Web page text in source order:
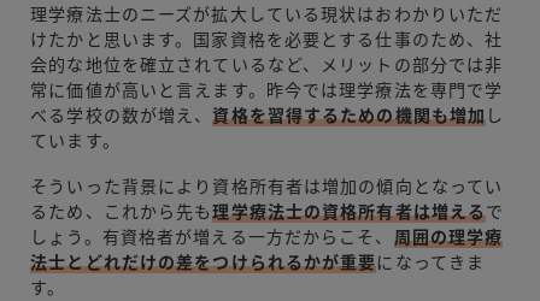
理学療法士のニーズが拡大している現状はおわかりいただ
けたかと思います。国家資格を必要とする仕事のため、社
会的な地位を確立されているなど、メリットの部分では非
常に価値が高いと言えます。昨今では理学療法を専門で学
べる学校の数が増え、資格を習得するための機関も増加し
ています。
そういった背景により資格所有者は増加の傾向となってい
るため、これから先も理学療法士の資格所有者は増えるで
しょう。有資格者が増える一方だからこそ、 周囲の理学療
法士とどれだけの差をつけられるかが重要になってきま
す。